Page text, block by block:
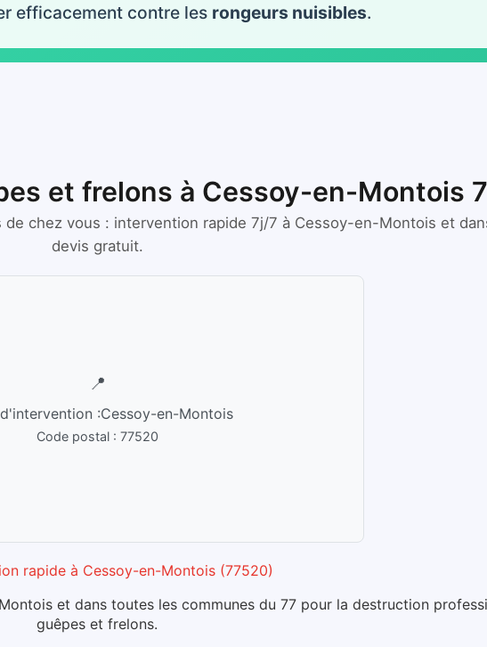
efficacement contre les rongeurs nuisibles.
et frelons à Cessoy-en-Montois
chez vous : intervention rapide 7j/7 à Cessoy-en-Montois et
devis gratuit.
📍
:Cessoy-en-Montois
Code postal : 77520
rapide à Cessoy-en-Montois (77520)
et dans toutes les communes du 77 pour la destruction
guêpes et frelons.